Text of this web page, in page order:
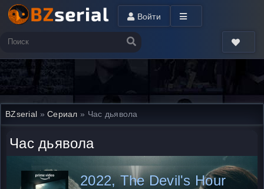
Войти
BZserial »Сериал » Час дьявола
Час дьявола
2022, The Devil's Hour